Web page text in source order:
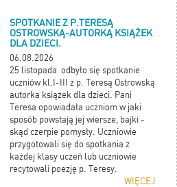
SPOTKANIE Z P.TERESĄ
OSTROWSKĄ-AUTORKĄ KSIĄŻEK
DLA DZIECI.
06.08.2026
25 listopada odbyło się spotkanie
uczniów kl.I-III z p. Teresą Ostrowską
autorka książek dla dzieci. Pani
Teresa opowiadała uczniom w jaki
sposób powstają jej wiersze, bajki -
skąd czerpie pomysły. Uczniowie
przygotowali się do spotkania z
każdej klasy uczeń lub uczniowie
recytowali poezję p. Teresy.
WIĘCEJ